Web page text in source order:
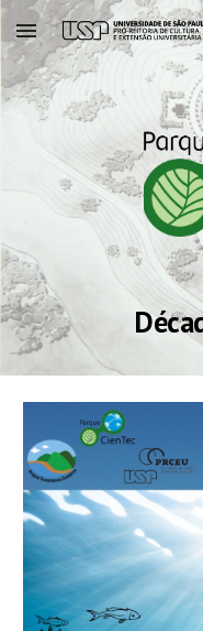
Skip to main content